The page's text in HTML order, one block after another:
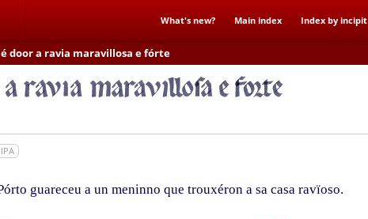
What's new? Main index Index by incipit
door a ravia maravillosa e fórte
guareceu a un meninno que trouxéron a sa casa ravïoso.